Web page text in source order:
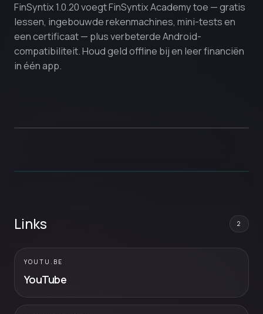
FinSyntix 1.0.20 voegt FinSyntix Academy toe — gratis
lessen, ingebouwde rekenmachines, mini-tests en
een certificaat — plus verbeterde Android-
compatibiliteit. Houd geld offline bij en leer financiën
in één app.
Links 2
YOUTU.BE
YouTube